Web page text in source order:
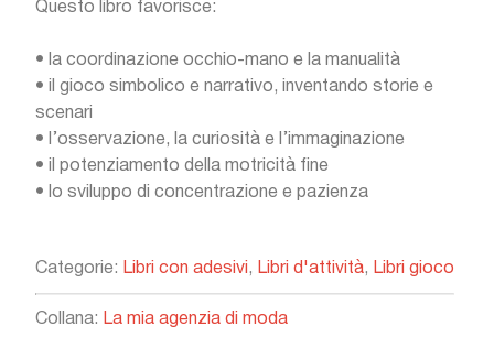
Questo libro favorisce:
• la coordinazione occhio-mano e la manualità
•
il gioco simbolico e narrativo, inventando storie e
scenari
•
l’osservazione, la curiosità e l’immaginazione
•
il potenziamento della motricità fine
• lo sviluppo di concentrazione e pazienza
Categorie: Libri con adesivi , Libri d'attività, Libri gioco
Collana: La mia agenzia di moda